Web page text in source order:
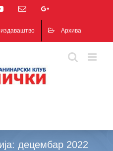
YouTubeEmail Google+
Архива
децембар 2022